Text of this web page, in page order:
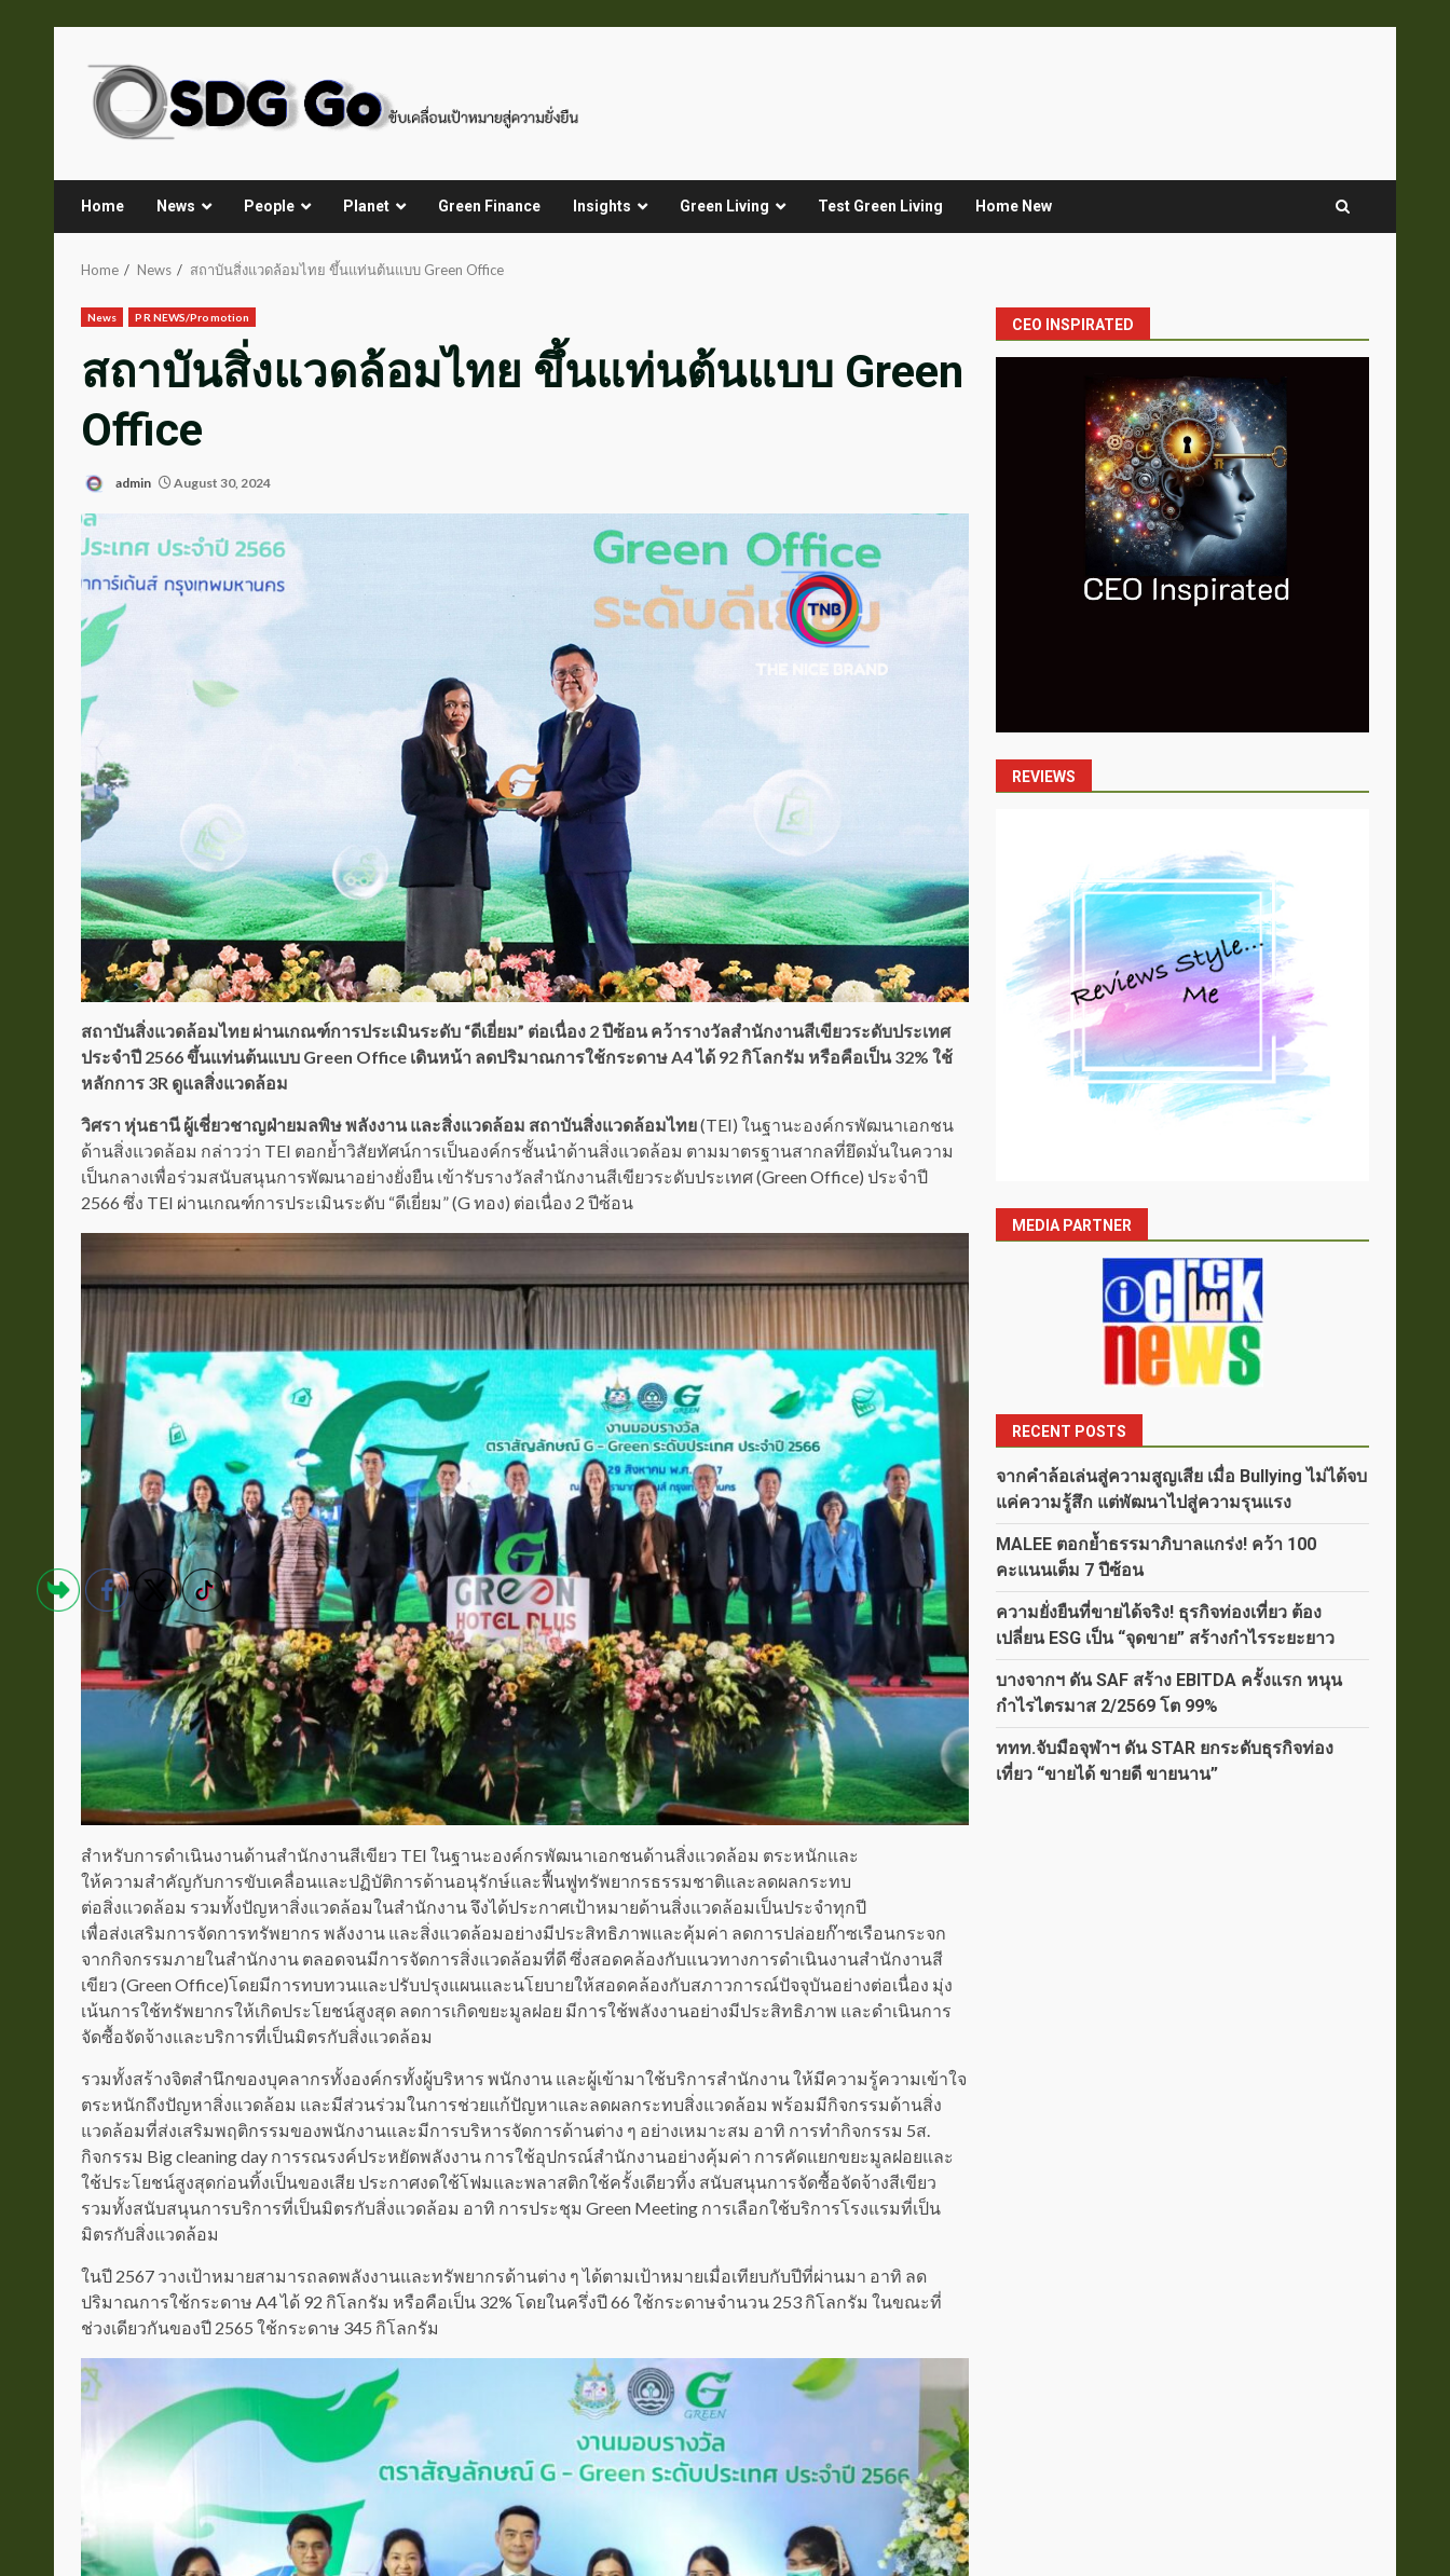
content
Home News People Planet Green Finance Insights Green Living Test Green Living Home New
Home News สถาบันสิ่งแวดล้อมไทย ขึ้นแท่นต้นแบบ Green Office
News PR NEWS/Promotion
สถาบันสิ่งแวดล้อมไทย ขึ้นแท่นต้นแบบ Green
Office
admin August 30, 2024
สถาบันสิ่งแวดล้อมไทย ผ่านเกณฑ์การประเมินระดับ “ดีเยี่ยม” ต่อเนื่อง 2 ปีซ้อน คว้ารางวัลสำนักงานสีเขียวระดับประเทศ
ประจำปี 2566 ขึ้นแท่นต้นแบบ Green Office เดินหน้า ลดปริมาณการใช้กระดาษ A4 ได้ 92 กิโลกรัม หรือคือเป็น 32% ใช้
หลักการ 3R ดูแลสิ่งแวดล้อม
วิศรา หุ่นธานี ผู้เชี่ยวชาญฝ่ายมลพิษ พลังงาน และสิ่งแวดล้อม สถาบันสิ่งแวดล้อมไทย(TEI) ในฐานะองค์กรพัฒนาเอกชน
ด้านสิ่งแวดล้อม กล่าวว่า TEI ตอกย้ำวิสัยทัศน์การเป็นองค์กรชั้นนำด้านสิ่งแวดล้อม ตามมาตรฐานสากลที่ยึดมั่นในความ
เป็นกลางเพื่อร่วมสนับสนุนการพัฒนาอย่างยั่งยืน เข้ารับรางวัลสำนักงานสีเขียวระดับประเทศ (Green Office) ประจำปี
2566 ซึ่ง TEI ผ่านเกณฑ์การประเมินระดับ “ดีเยี่ยม” (G ทอง) ต่อเนื่อง 2 ปีซ้อน
สำหรับการดำเนินงานด้านสำนักงานสีเขียว TEI ในฐานะองค์กรพัฒนาเอกชนด้านสิ่งแวดล้อม ตระหนักและ
ให้ความสำคัญกับการขับเคลื่อนและปฏิบัติการด้านอนุรักษ์และฟื้นฟูทรัพยากรธรรมชาติและลดผลกระทบ
ต่อสิ่งแวดล้อม รวมทั้งปัญหาสิ่งแวดล้อมในสำนักงาน จึงได้ประกาศเป้าหมายด้านสิ่งแวดล้อมเป็นประจำทุกปี
เพื่อส่งเสริมการจัดการทรัพยากร พลังงาน และสิ่งแวดล้อมอย่างมีประสิทธิภาพและคุ้มค่า ลดการปล่อยก๊าซเรือนกระจก
จากกิจกรรมภายในสำนักงาน ตลอดจนมีการจัดการสิ่งแวดล้อมที่ดี ซึ่งสอดคล้องกับแนวทางการดำเนินงานสำนักงานสี
เขียว (Green Office)โดยมีการทบทวนและปรับปรุงแผนและนโยบายให้สอดคล้องกับสภาวการณ์ปัจจุบันอย่างต่อเนื่อง มุ่ง
เน้นการใช้ทรัพยากรให้เกิดประโยชน์สูงสุด ลดการเกิดขยะมูลฝอย มีการใช้พลังงานอย่างมีประสิทธิภาพ และดําเนินการ
จัดซื้อจัดจ้างและบริการที่เป็นมิตรกับสิ่งแวดล้อม
รวมทั้งสร้างจิตสํานึกของบุคลากรทั้งองค์กรทั้งผู้บริหาร พนักงาน และผู้เข้ามาใช้บริการสำนักงาน ให้มีความรู้ความเข้าใจ
ตระหนักถึงปัญหาสิ่งแวดล้อม และมีส่วนร่วมในการช่วยแก้ปัญหาและลดผลกระทบสิ่งแวดล้อม พร้อมมีกิจกรรมด้านสิ่ง
แวดล้อมที่ส่งเสริมพฤติกรรมของพนักงานและมีการบริหารจัดการด้านต่าง ๆ อย่างเหมาะสม อาทิ การทำกิจกรรม 5ส.
กิจกรรม Big cleaning day การรณรงค์ประหยัดพลังงาน การใช้อุปกรณ์สำนักงานอย่างคุ้มค่า การคัดแยกขยะมูลฝอยและ
ใช้ประโยชน์สูงสุดก่อนทิ้งเป็นของเสีย ประกาศงดใช้โฟมและพลาสติกใช้ครั้งเดียวทิ้ง สนับสนุนการจัดซื้อจัดจ้างสีเขียว
รวมทั้งสนับสนุนการบริการที่เป็นมิตรกับสิ่งแวดล้อม อาทิ การประชุม Green Meeting การเลือกใช้บริการโรงแรมที่เป็น
มิตรกับสิ่งแวดล้อม
ในปี 2567 วางเป้าหมายสามารถลดพลังงานและทรัพยากรด้านต่าง ๆ ได้ตามเป้าหมายเมื่อเทียบกับปีที่ผ่านมา อาทิ ลด
ปริมาณการใช้กระดาษ A4 ได้ 92 กิโลกรัม หรือคือเป็น 32% โดยในครึ่งปี 66 ใช้กระดาษจำนวน 253 กิโลกรัม ในขณะที่
ช่วงเดียวกันของปี 2565 ใช้กระดาษ 345 กิโลกรัม
CEO INSPIRATED
REVIEWS
MEDIA PARTNER
RECENT POSTS
จากคำล้อเล่นสู่ความสูญเสีย เมื่อ Bullying ไม่ได้จบ
แค่ความรู้สึก แต่พัฒนาไปสู่ความรุนแรง
MALEE ตอกย้ำธรรมาภิบาลแกร่ง! คว้า 100
คะแนนเต็ม 7 ปีซ้อน
ความยั่งยืนที่ขายได้จริง! ธุรกิจท่องเที่ยว ต้อง
เปลี่ยน ESG เป็น “จุดขาย” สร้างกำไรระยะยาว
บางจากฯ ดัน SAF สร้าง EBITDA ครั้งแรก หนุน
กำไรไตรมาส 2/2569 โต 99%
ททท.จับมือจุฬาฯ ดัน STAR ยกระดับธุรกิจท่อง
เที่ยว “ขายได้ ขายดี ขายนาน”